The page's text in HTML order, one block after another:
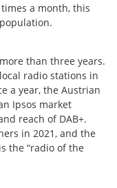
a month, this
than three years.
radio stations in
a year, the Austrian
Ipsos market
reach of DAB+.
in 2021, and the
the “radio of the